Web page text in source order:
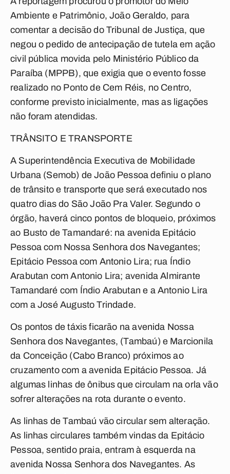
Ambiente e Patrimônio, João Geraldo, para
comentar a decisão do Tribunal de Justiça, que
negou o pedido de antecipação de tutela em ação
civil pública movida pelo Ministério Público da
Paraíba (MPPB), que exigia que o evento fosse
realizado no Ponto de Cem Réis, no Centro,
conforme previsto inicialmente, mas as ligações
não foram atendidas.
TRÂNSITO E TRANSPORTE
A Superintendência Executiva de Mobilidade
Urbana (Semob) de João Pessoa definiu o plano
de trânsito e transporte que será executado nos
quatro dias do São João Pra Valer. Segundo o
órgão, haverá cinco pontos de bloqueio, próximos
ao Busto de Tamandaré: na avenida Epitácio
Pessoa com Nossa Senhora dos Navegantes;
Epitácio Pessoa com Antonio Lira; rua Índio
Arabutan com Antonio Lira; avenida Almirante
Tamandaré com Índio Arabutan e a Antonio Lira
com a José Augusto Trindade.
Os pontos de táxis ficarão na avenida Nossa
Senhora dos Navegantes, (Tambaú) e Marcionila
da Conceição (Cabo Branco) próximos ao
cruzamento com a avenida Epitácio Pessoa. Já
algumas linhas de ônibus que circulam na orla vão
sofrer alterações na rota durante o evento.
As linhas de Tambaú vão circular sem alteração.
As linhas circulares também vindas da Epitácio
Pessoa, sentido praia, entram à esquerda na
avenida Nossa Senhora dos Navegantes. As